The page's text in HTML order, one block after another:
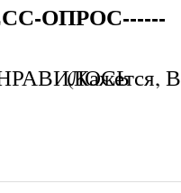
ОПРОС------
(Кажется,